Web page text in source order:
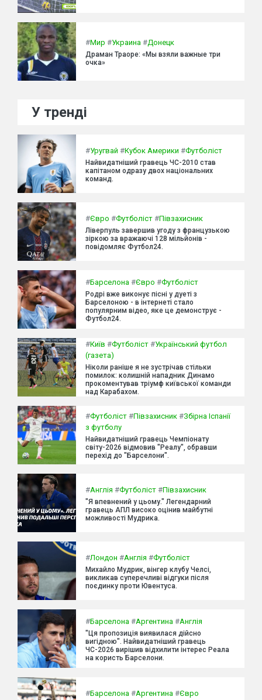
#Мир #Украина #Донецк
Драман Траоре: «Мы взяли важные три
очка»
У тренді
#Уругвай #Кубок Америки #Футболіст
Найвидатніший гравець ЧС-2010 став
капітаном одразу двох національних
команд.
#Євро #Футболіст #Півзахисник
Ліверпуль завершив угоду з французькою
зіркою за вражаючі 128 мільйонів -
повідомляє Футбол24.
#Барселона #Євро #Футболіст
Родрі вже виконує пісні у дуеті з
Барселоною - в інтернеті стало
популярним відео, яке це демонструє -
Футбол24.
#Київ #Футболіст #Український футбол
(газета)
Ніколи раніше я не зустрічав стільки
помилок: колишній нападник Динамо
прокоментував тріумф київської команди
над Карабахом.
#Футболіст #Півзахисник #Збірна Іспанії
з футболу
Найвидатніший гравець Чемпіонату
світу-2026 відмовив "Реалу", обравши
перехід до "Барселони".
#Англія #Футболіст #Півзахисник
"Я впевнений у цьому." Легендарний
гравець АПЛ високо оцінив майбутні
можливості Мудрика.
#Лондон #Англія #Футболіст
Михайло Мудрик, вінгер клубу Челсі,
викликав суперечливі відгуки після
поєдинку проти Ювентуса.
#Барселона #Аргентина #Англія
"Ця пропозиція виявилася дійсно
вигідною". Найвидатніший гравець
ЧС-2026 вирішив відхилити інтерес Реала
на користь Барселони.
#Барселона #Аргентина #Євро